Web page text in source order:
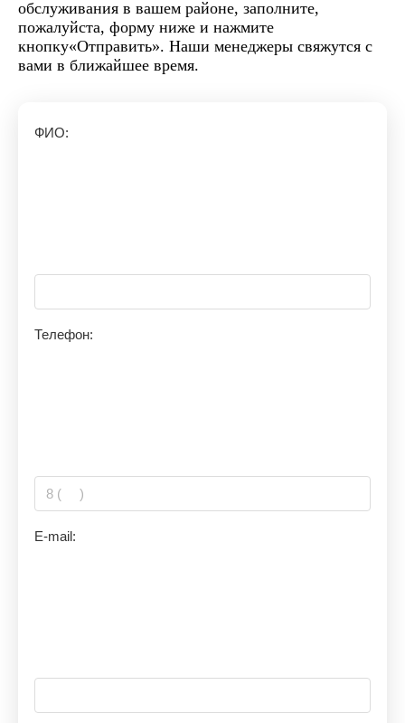
обслуживания в вашем районе, заполните,
пожалуйста, форму ниже и нажмите
кнопку«Отправить». Наши менеджеры свяжутся с
вами в ближайшее время.
ФИО:
Телефон:
E-mail: